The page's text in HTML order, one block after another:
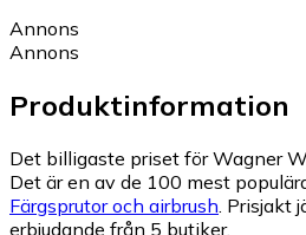
Annons
Annons
Produktinformation
Det billigaste priset för Wagner
Det är en av de 100 mest
Färgsprutor och airbrush. Prisjakt
erbjudande från 5 butiker.